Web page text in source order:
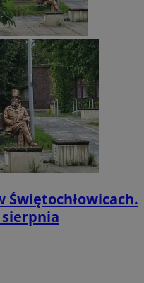
Świętochłowicach.
sierpnia